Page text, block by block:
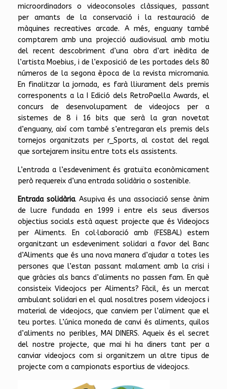
microordinadors o videoconsoles clàssiques, passant
per amants de la conservació i la restauració de
màquines recreatives arcade. A més, enguany també
comptarem amb una projecció audiovisual amb motiu
del recent descobriment d’una obra d’art inèdita de
l’artista Moebius, i de l’exposició de les portades dels 80
números de la segona època de la revista micromania.
En finalitzar la jornada, es farà lliurament dels premis
corresponents a la I Edició dels RetroPaella Awards, el
concurs de desenvolupament de videojocs per a
sistemes de 8 i 16 bits que serà la gran novetat
d’enguany, així com també s’entregaran els premis dels
tornejos organitzats per r_Sports, al costat del regal
que sortejarem insitu entre tots els assistents.
L’entrada a l’esdeveniment és gratuïta econòmicament
però requereix d’una entrada solidària o sostenible.
Entrada solidària. Asupiva és una associació sense ànim
de lucre fundada en 1999 i entre els seus diversos
objectius socials està aquest projecte que és Videojocs
per Aliments. En col·laboració amb (FESBAL) estem
organitzant un esdeveniment solidari a favor del Banc
d’Aliments que és una nova manera d’ajudar a totes les
persones que l’estan passant malament amb la crisi i
que gràcies als bancs d’aliments no passen fam. En què
consisteix Videojocs per Aliments? Fàcil, és un mercat
ambulant solidari en el qual nosaltres posem videojocs i
material de videojocs, que canviem per l’aliment que el
teu portes. L’única moneda de canvi és aliments, quilos
d’aliments no peribles, MAI DINERS. Aqueix és el secret
del nostre projecte, que mai hi ha diners tant per a
canviar videojocs com si organitzem un altre tipus de
projecte com a campionats esportius de videojocs.